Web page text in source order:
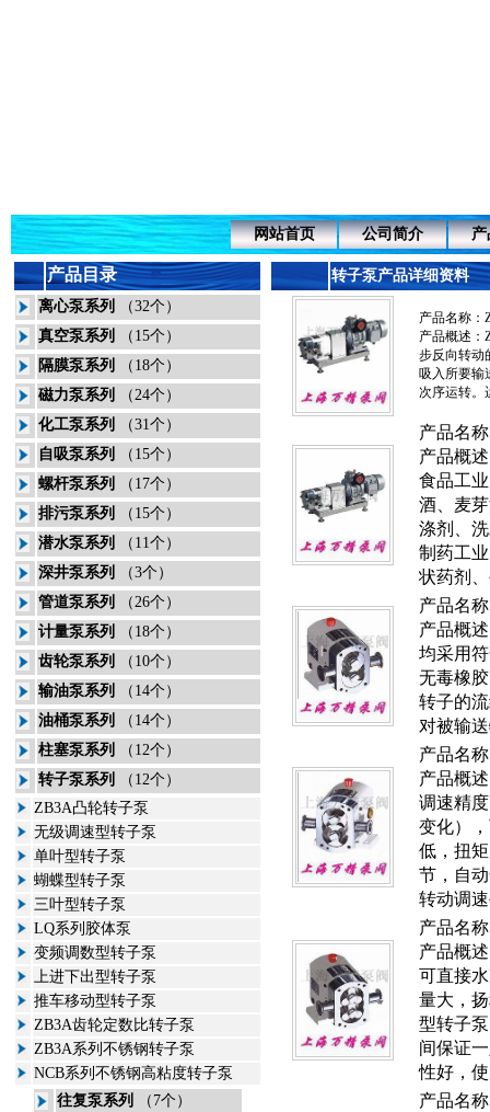
网站首页 公司简介 产
产品目录
离心泵系列
（32个）
真空泵系列
（15个）
隔膜泵系列
（18个）
磁力泵系列
（24个）
化工泵系列
（31个）
自吸泵系列
（15个）
螺杆泵系列
（17个）
排污泵系列
（15个）
潜水泵系列
（11个）
深井泵系列
（3个）
管道泵系列
（26个）
计量泵系列
（18个）
齿轮泵系列
（10个）
输油泵系列
（14个）
油桶泵系列
（14个）
柱塞泵系列
（12个）
转子泵系列
（12个）
ZB3A凸轮转子泵
无级调速型转子泵
单叶型转子泵
蝴蝶型转子泵
三叶型转子泵
LQ系列胶体泵
变频调数型转子泵
上进下出型转子泵
推车移动型转子泵
ZB3A齿轮定数比转子泵
ZB3A系列不锈钢转子泵
NCB系列不锈钢高粘度转子泵
往复泵系列
（7个）
转子泵产品
产品名称：
产品概述：
步反向转动
吸入所要
次序运转。
产品名
产品概
食品工
酒、麦
涤剂、
制药工
状药剂
产品名
产品概
均采用
无毒橡
转子的
对被输
产品名
产品概
调速精
变化）
低，扭
节，自
转动调
产品名
产品概
可直接
量大，
型转子
间保证
性好，
产品名